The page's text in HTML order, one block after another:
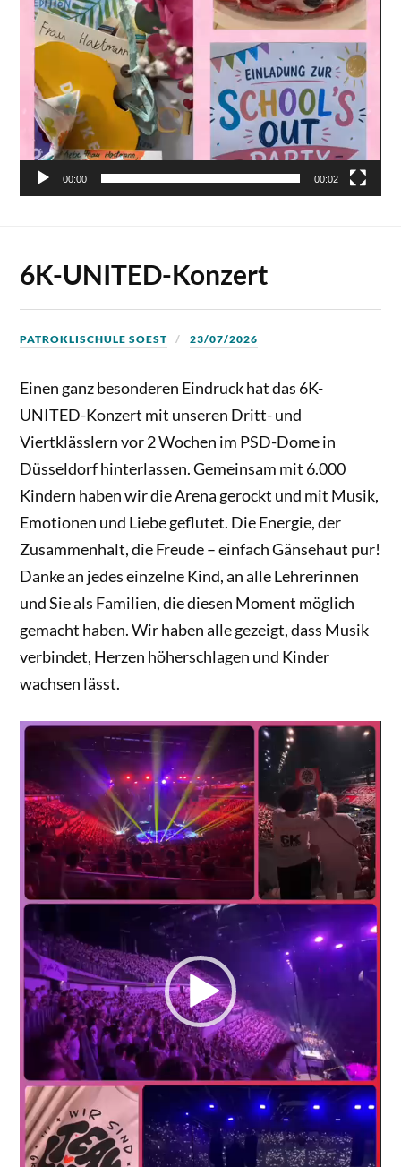
00:00 00:02
6K-UNITED-Konzert
PATROKLISCHULE SOEST 23/07/2026
Einen ganz besonderen Eindruck hat das 6K-
UNITED-Konzert mit unseren Dritt- und
Viertklässlern vor 2 Wochen im PSD-Dome in
Düsseldorf hinterlassen. Gemeinsam mit 6.000
Kindern haben wir die Arena gerockt und mit Musik,
Emotionen und Liebe geflutet. Die Energie, der
Zusammenhalt, die Freude – einfach Gänsehaut pur!
Danke an jedes einzelne Kind, an alle Lehrerinnen
und Sie als Familien, die diesen Moment möglich
gemacht haben. Wir haben alle gezeigt, dass Musik
verbindet, Herzen höherschlagen und Kinder
wachsen lässt.
Video-
Player